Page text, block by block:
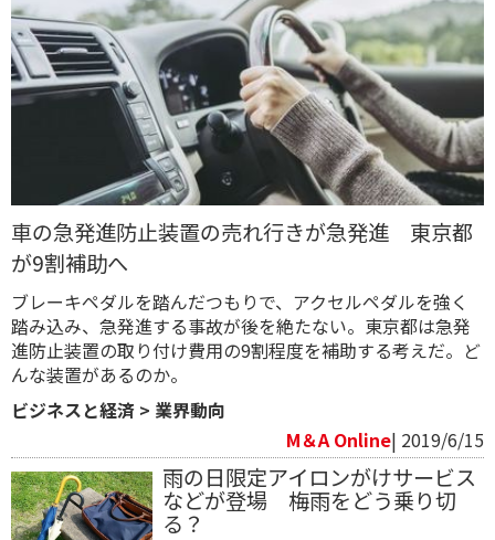
車の急発進防止装置の売れ行きが急発進 東京都
が9割補助へ
ブレーキペダルを踏んだつもりで、アクセルペダルを強く
踏み込み、急発進する事故が後を絶たない。東京都は急発
進防止装置の取り付け費用の9割程度を補助する考えだ。ど
んな装置があるのか。
ビジネスと経済 > 業界動向
M＆A Online| 2019/6/15
雨の日限定アイロンがけサービス
などが登場 梅雨をどう乗り切
る？